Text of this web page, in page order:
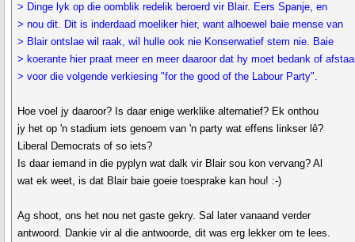
> Dinge lyk op die oomblik redelik beroerd vir Blair. Eers Spanje, en
> nou dit. Dit is inderdaad moeliker hier, want alhoewel baie mense van
> Blair ontslae wil raak, wil hulle ook nie Konserwatief stem nie. Baie
> koerante hier praat meer en meer daaroor dat hy moet bedank of
> voor die volgende verkiesing "for the good of the Labour Party".
Hoe voel jy daaroor? Is daar enige werklike alternatief? Ek onthou
jy het op 'n stadium iets genoem van 'n party wat effens linkser lê?
Liberal Democrats of so iets?
Is daar iemand in die pyplyn wat dalk vir Blair sou kon vervang? Al
wat ek weet, is dat Blair baie goeie toesprake kan hou! :-)
Ag shoot, ons het nou net gaste gekry. Sal later vanaand verder
antwoord. Dankie vir al die antwoorde, dit was erg lekker om te lees.